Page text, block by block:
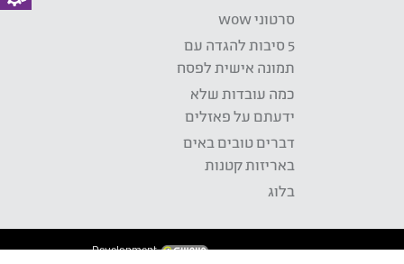
סרטוני wow
5 סיבות להגדה עם
תמונה אישית לפסח
כמה עובדות שלא
ידעתם על פאזלים
דברים טובים באים
באריזות קטנות
בלוג
Development: